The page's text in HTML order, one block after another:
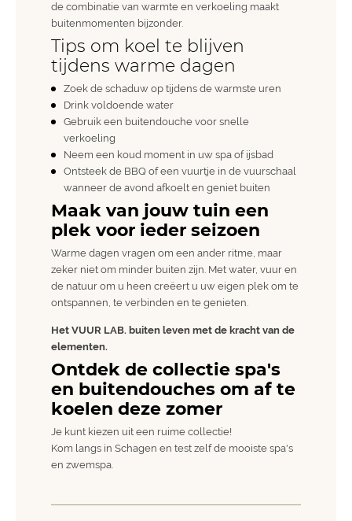
de combinatie van warmte en verkoeling maakt
buitenmomenten bijzonder.
Tips om koel te blijven
tijdens warme dagen
Zoek de schaduw op tijdens de warmste uren
Drink voldoende water
Gebruik een buitendouche voor snelle
verkoeling
Neem een koud moment in uw spa of ijsbad
Ontsteek de BBQ of een vuurtje in de vuurschaal
wanneer de avond afkoelt en geniet buiten
Maak van jouw tuin een
plek voor ieder seizoen
Warme dagen vragen om een ander ritme, maar
zeker niet om minder buiten zijn. Met water, vuur en
de natuur om u heen creëert u uw eigen plek om te
ontspannen, te verbinden en te genieten.
Het VUUR LAB. buiten leven met de kracht van de
elementen.
Ontdek de collectie spa's
en buitendouches om af te
koelen deze zomer
Je kunt kiezen uit een ruime collectie!
Kom langs in Schagen en test zelf de mooiste spa's
en zwemspa.